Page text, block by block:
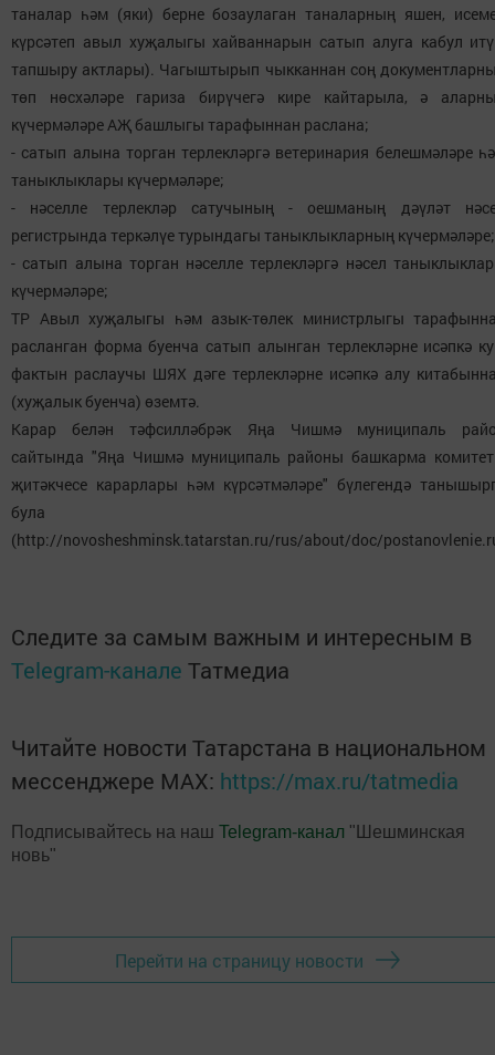
таналар һәм (яки) берне бозаулаган таналарның яшен,
күрсәтеп авыл хуҗалыгы хайваннарын сатып алуга кабул
тапшыру актлары). Чагыштырып чыкканнан соң
төп нөсхәләре гариза бирүчегә кире кайтарыла, ә
күчермәләре АҖ башлыгы тарафыннан раслана;
- сатып алына торган терлекләргә ветеринария белешмәләре
таныклыклары күчермәләре;
- нәселле терлекләр сатучының - оешманың дәүләт
регистрында теркәлүе турындагы таныклыкларның күчермәләре;
- сатып алына торган нәселле терлекләргә нәсел
күчермәләре;
ТР Авыл хуҗалыгы һәм азык-төлек министрлыгы
расланган форма буенча сатып алынган терлекләрне исәпкә
фактын раслаучы ШЯХ дәге терлекләрне исәпкә алу
(хуҗалык буенча) өземтә.
Карар белән тәфсилләбрәк Яңа Чишмә муниципаль
сайтында "Яңа Чишмә муниципаль районы башкарма
җитәкчесе карарлары һәм күрсәтмәләре" бүлегендә
була
(http://novosheshminsk.tatarstan.ru/rus/about/doc/
Следите за самым важным и интересным в
Telegram-канале Татмедиа
Читайте новости Татарстана в национальном
мессенджере MАХ: https://max.ru/tatmedia
Подписывайтесь на наш Telegram-канал "Шешминская
новь"
Перейти на страницу новости